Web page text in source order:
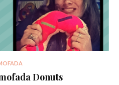
Donuts